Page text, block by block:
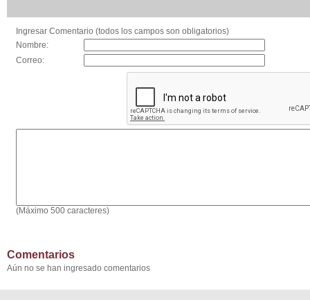
Ingresar Comentario (todos los campos son obligatorios)
Nombre:
Correo:
(Máximo 500 caracteres)
Comentarios
Aún no se han ingresado comentarios